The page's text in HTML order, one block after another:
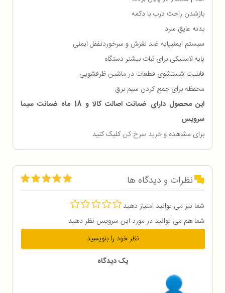
بازشدن راحت درب با دکمه
بدنه عایق سرد
سیستم ایمنیپایه ضد لغزش و سرخوردنقفل ایمنی
پایه لاستیکی برای ثبات بیشتر دستگاه
قابلیت شستشوی قطعات در ماشین ظرفشویی
محفظه برای جمع كردن سیم برق
این محصول دارای ضمانت اصالت کالا و 18 ماه ضمانت سیما
سرویس
برای مشاهده و خرید سرخ کنکلیک کنید
نظرات و دیدگاه ها
شما نیز می توانید امتیاز دهید
شما هم می توانید در مورد این سرویس نظر دهید
نظر خود را بنویسید
یک دیدگاه